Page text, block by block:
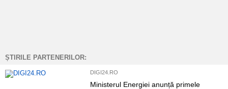
ȘTIRILE PARTENERILOR:
DIGI24.RO
Ministerul Energiei anunță primele